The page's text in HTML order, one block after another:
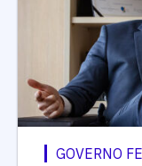
GOVERNO